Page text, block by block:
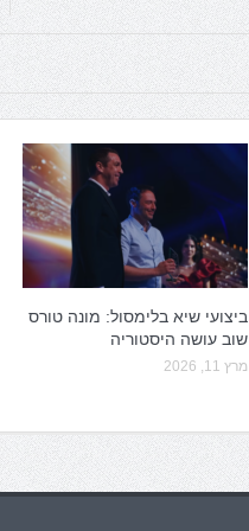
ביצועי שיא בלימסול: מונה טורס
שוב עושה היסטוריה
מרץ 11, 2026